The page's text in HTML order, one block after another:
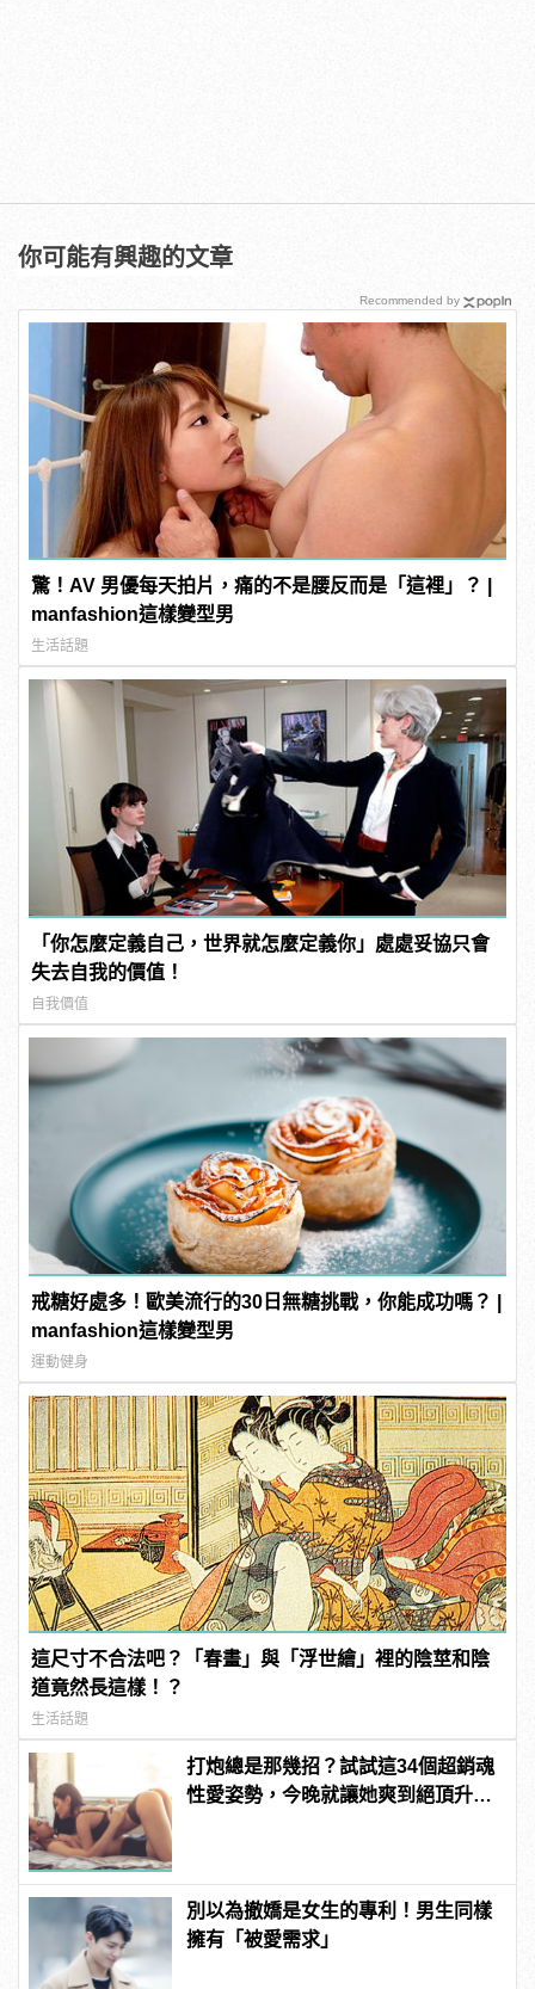
你可能有興趣的文章
驚！AV 男優每天拍片，痛的不是腰反而是「這裡」？ |
manfashion這樣變型男
生活話題
「你怎麼定義自己，世界就怎麼定義你」處處妥協只會
失去自我的價值！
自我價值
戒糖好處多！歐美流行的30日無糖挑戰，你能成功嗎？ |
manfashion這樣變型男
運動健身
這尺寸不合法吧？「春畫」與「浮世繪」裡的陰莖和陰
道竟然長這樣！？
生活話題
打炮總是那幾招？試試這34個超銷魂
性愛姿勢，今晚就讓她爽到絕頂升
別以為撤嬌是女生的專利！男生同樣
擁有「被愛需求」
Recommended by